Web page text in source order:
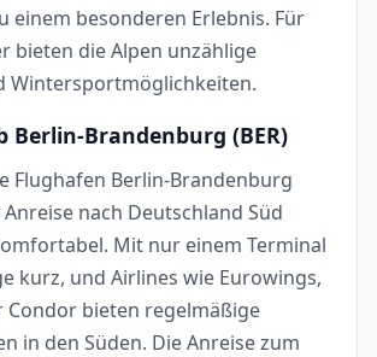
einem besonderen Erlebnis. Für
bieten die Alpen unzählige
Wintersportmöglichkeiten.
Berlin-Brandenburg (BER)
Flughafen Berlin-Brandenburg
nach Deutschland Süd
Mit nur einem Terminal
kurz, und Airlines wie Eurowings,
Condor bieten regelmäßige
in den Süden. Die Anreise zum